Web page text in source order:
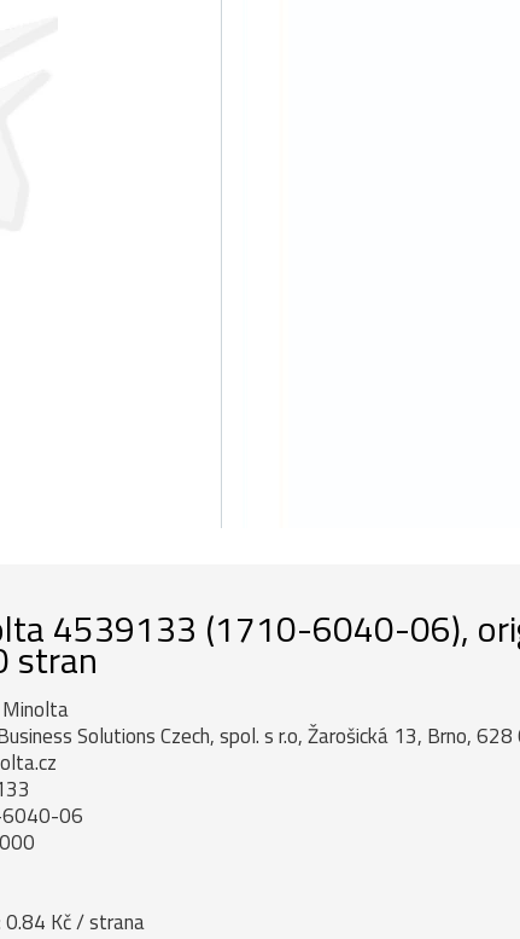
4539133 (1710-6040-06),
stran
Minolta
Solutions Czech, spol. s r.o, Žarošická 13, Brno, 628
06
0.84 Kč / strana